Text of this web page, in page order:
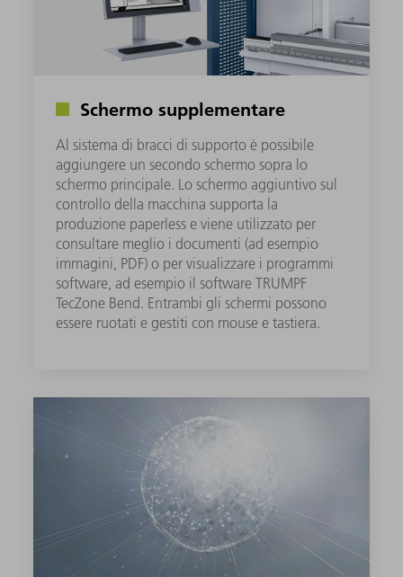
Schermo supplementare
Al sistema di bracci di supporto è possibile
aggiungere un secondo schermo sopra lo
schermo principale. Lo schermo aggiuntivo sul
controllo della macchina supporta la
produzione paperless e viene utilizzato per
consultare meglio i documenti (ad esempio
immagini, PDF) o per visualizzare i programmi
software, ad esempio il software TRUMPF
TecZone Bend. Entrambi gli schermi possono
essere ruotati e gestiti con mouse e tastiera.